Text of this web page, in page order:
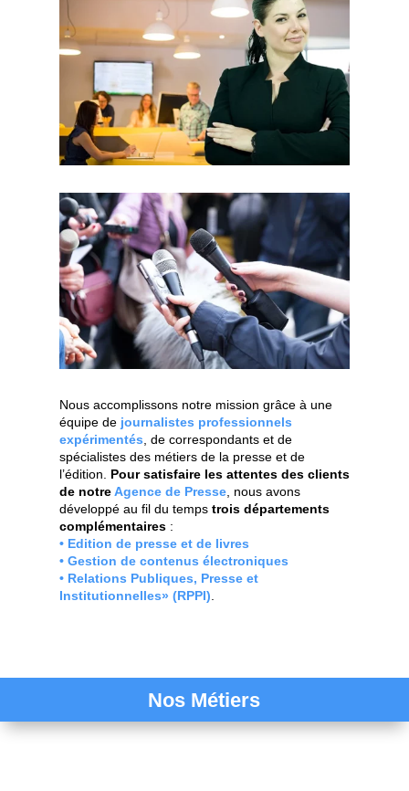
Nous accomplissons notre mission grâce à une
équipe de journalistes professionnels
expérimentés , de correspondants et de
spécialistes des métiers de la presse et de
l’édition. Pour satisfaire les attentes des clients
de notreAgence de Presse, nous avons
développé au fil du temps trois départements
complémentaires:
• Edition de presse et de livres
•Gestion de contenus électroniques
•Relations Publiques, Presse et
Institutionnelles» (RPPI)
Nos Métiers